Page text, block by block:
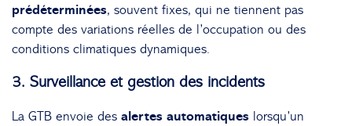
prédéterminées, souvent fixes, qui ne tiennent pas
compte des variations réelles de l’occupation ou des
conditions climatiques dynamiques.
3. Surveillance et gestion des incidents
La GTB envoie des alertes automatiques lorsqu’un